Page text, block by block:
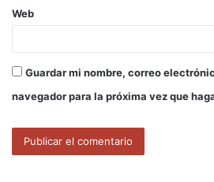
Web
Guardar mi nombre, correo
navegador para la próxima vez que